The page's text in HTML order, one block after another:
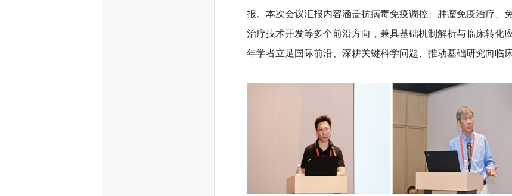
报。本次会议汇报内容涵盖抗病毒免疫调控、肿瘤免疫治疗、
治疗技术开发等多个前沿方向，兼具基础机制解析与临床转化
年学者立足国际前沿、深耕关键科学问题、推动基础研究向临